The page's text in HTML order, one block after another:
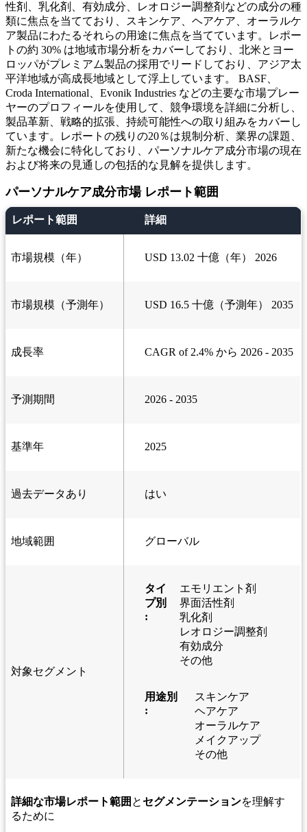
性剤、乳化剤、有効成分、レオロジー調整剤などの成分の種
類に焦点を当てており、スキンケア、ヘアケア、オーラルケ
ア製品にわたるそれらの用途に焦点を当てています。レポー
トの約 30% は地域市場分析をカバーしており、北米とヨー
ロッパがプレミアム製品の採用でリードしており、アジア太
平洋地域が高成長地域として浮上しています。 BASF、
Croda International、Evonik Industries などの主要な市場プレー
ヤーのプロフィールを使用して、競争環境を詳細に分析し、
製品革新、戦略的拡張、持続可能性への取り組みをカバーし
ています。レポートの残りの20％は規制分析、業界の課題、
新たな機会に特化しており、パーソナルケア成分市場の現在
および将来の見通しの包括的な見解を提供します。
パーソナルケア成分市場 レポート範囲
レポート範囲 詳細
市場規模（年） USD 13.02 十億（年） 2026
市場規模（予測年） USD 16.5 十億（予測年） 2035
成長率 CAGR of 2.4% から 2026 - 2035
予測期間 2026 - 2035
基準年 2025
過去データあり はい
地域範囲 グローバル
対象セグメント
タイ
プ別
:
エモリエント剤
界面活性剤
乳化剤
レオロジー調整剤
有効成分
その他
用途別
:
スキンケア
ヘアケア
オーラルケア
メイクアップ
その他
詳細な市場レポート範囲 と セグメンテーションを理解す
るために